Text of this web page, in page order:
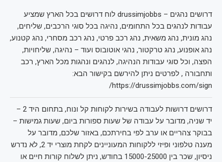
דרושים נהגים – drussimjobbs לוח דרושים בכל הארץ שמציע
עבודות לנהגים בכל התחומים, נהיגה בכל סוגי הרכבים, שליחים,
נהג מונית, נהג משאית, נהג רכב פרטי, נהג רכב מסחרי, נהג קטנוע,
נהג אופנוע, נהג טרקטור, נהגי אוטובוס ועוד – נהיגה, שליחויות,
הפצה, וכל סוגי עבודות הנהיגה, לנהגים ונהגות מכל הארץ, רכב
ותחבורה , לפרטים ניתן להירשם בקישור הבא:
https://drussimjobbs.com/sign/
דרושים דרושות לעבודה בשירות לקוחות קל ונוח, בתחום היד 2 –
יד שניה, מדובר על עבודה של שעות ספורות ביום, שעות גמישות –
בבוקר צהריים או ערב לפי בחירתכם, באזור שלכם, מדובר על
מענה טלפוני ופיזי ללקוחות המעוניינים לקחת מוצרי יד 2, לא נדרש
ניסיון, שכר בין 15000-25000 בחודש, ניתן לשלוח קורות חיים או